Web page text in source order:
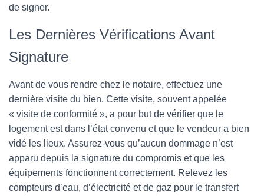
de signer.
Les Dernières Vérifications Avant
Signature
Avant de vous rendre chez le notaire, effectuez une
dernière visite du bien. Cette visite, souvent appelée
« visite de conformité », a pour but de vérifier que le
logement est dans l’état convenu et que le vendeur a bien
vidé les lieux. Assurez-vous qu’aucun dommage n’est
apparu depuis la signature du compromis et que les
équipements fonctionnent correctement. Relevez les
compteurs d’eau, d’électricité et de gaz pour le transfert